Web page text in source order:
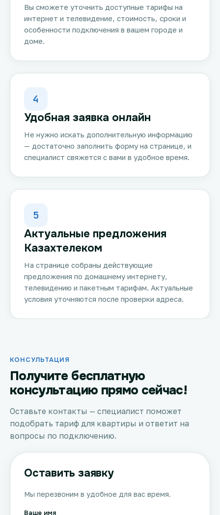
Вы сможете уточнить доступные тарифы на
интернет и телевидение, стоимость, сроки и
особенности подключения в вашем городе и
доме.
4
Удобная заявка онлайн
Не нужно искать дополнительную информацию
— достаточно заполнить форму на странице, и
специалист свяжется с вами в удобное время.
5
Актуальные предложения
Казахтелеком
На странице собраны действующие
предложения по домашнему интернету,
телевидению и пакетным тарифам. Актуальные
условия уточняются после проверки адреса.
КОНСУЛЬТАЦИЯ
Получите бесплатную
консультацию прямо сейчас!
Оставьте контакты — специалист поможет
подобрать тариф для квартиры и ответит на
вопросы по подключению.
Оставить заявку
Мы перезвоним в удобное для вас время.
Ваше имя